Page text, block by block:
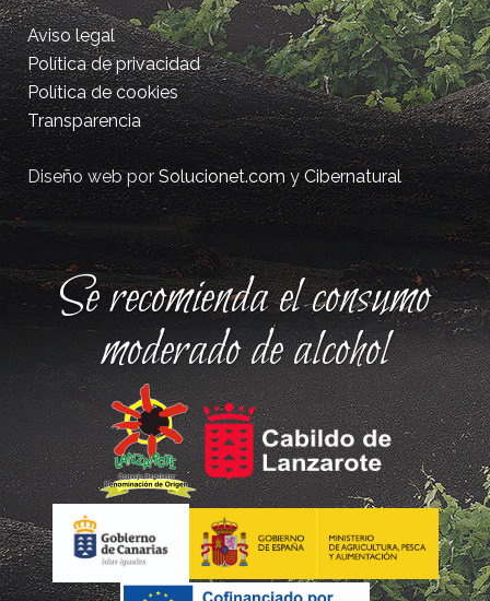
Aviso legal
Política de privacidad
Política de cookies
Transparencia
Diseño web porSolucionet.comyCibernatural
Se recomienda el consumo
moderado de alcohol